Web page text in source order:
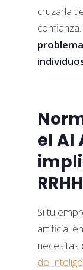
cruzarla
el AI
RRHH
Si tu
artificial
necesitas
de